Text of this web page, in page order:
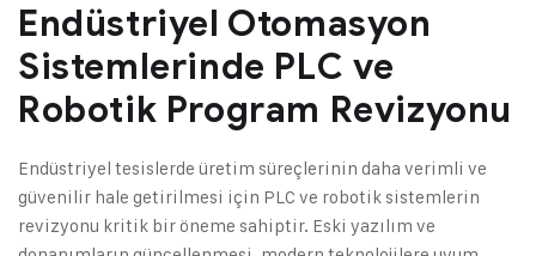
Endüstriyel Otomasyon
Sistemlerinde PLC ve
Robotik Program Revizyonu
Endüstriyel tesislerde üretim süreçlerinin daha verimli ve
güvenilir hale getirilmesi için PLC ve robotik sistemlerin
revizyonu kritik bir öneme sahiptir. Eski yazılım ve